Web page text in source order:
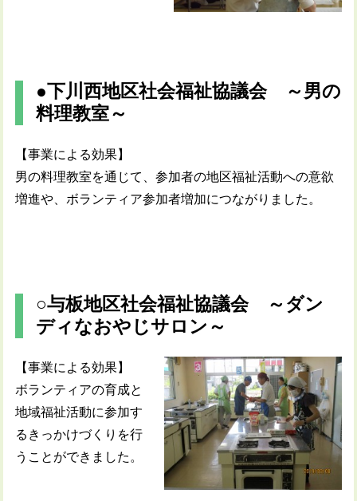
●下川西地区社会福祉協議会 ～男の
料理教室～
【事業による効果】
男の料理教室を通じて、参加者の地区福祉活動への意欲
増進や、ボランティア参加者増加につながりました。
○与板地区社会福祉協議会 ～ダン
ディなおやじサロン～
【事業による効果】
ボランティアの育成と
地域福祉活動に参加す
るきっかけづくりを行
うことができました。